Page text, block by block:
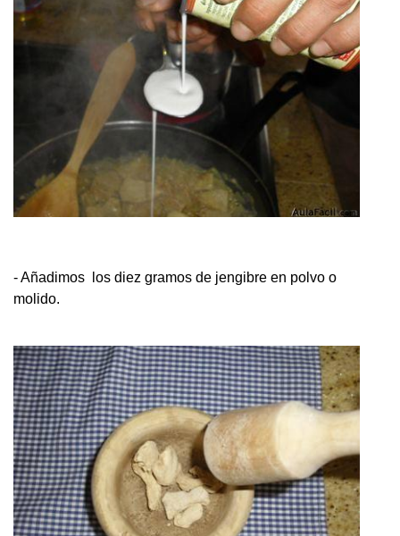
- Añadimos los diez gramos de jengibre en polvo o
molido.